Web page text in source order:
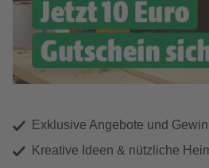
Exklusive Angebote und
Kreative Ideen & nützliche